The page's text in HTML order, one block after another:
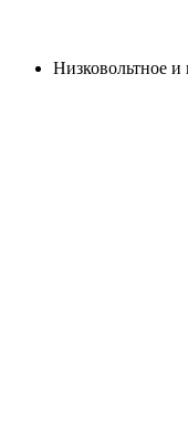
Низковольтное